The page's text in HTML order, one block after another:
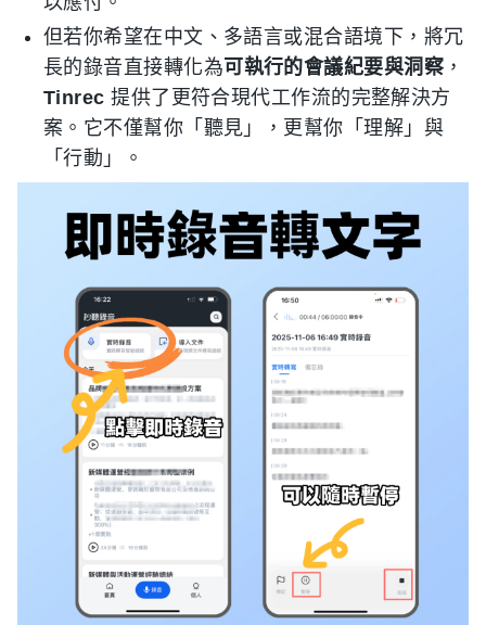
但若你希望在中文、多語言或混合語境下，將冗
長的錄音直接轉化為可執行的會議紀要與洞察 ，
Tinrec 提供了更符合現代工作流的完整解決方
案。它不僅幫你「聽見」，更幫你「理解」與
「行動」。